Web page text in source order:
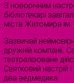
З новорічним
бібліотекарі
міста Житомира
Зазвичай
дружній компанії.
театралізоване
Святковий настрій
два ведмедика.